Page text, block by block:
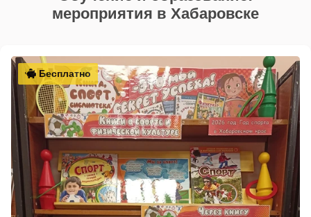
мероприятия в Хабаровске
Бесплатно